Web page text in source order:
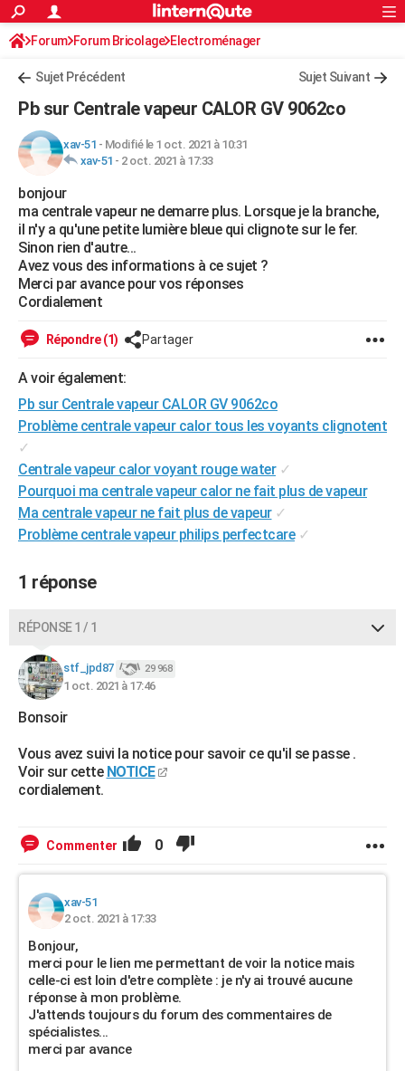
ACTUALITÉS
Politique
Société
Faits Divers
Education
Monde
Villes
+
FINANCE
Retraite
Impôts
Epargne
Immobilier
Risques naturels par ville
Banque
Assurance
Crédit
AUTO
Essais
Réserver un essai
Citadines
Berlines
SUV
Forum auto
+HIGH-TECH
Mobiles
Meilleur smartphone
Internet
Ordinateurs
Jeux vidéo
Guide high-tech
+BRICOLAGE
Forum
Aménagement intérieur
Extérieur
Cuisine
Salle de bains
Jardinage
Rangement
WEEK-END
Art de vivre
Bien-être
Loisirs
Mode
Modes de vie
Alimentation
Guide de la santé
Maladies
Médicaments
Sommeil
Destinations
City break
Voyage nature
Voyage de noces
Forum
Climat
+PHOTO
GUIDES D'ACHAT
BONS PLANS
CARTE DE VOEUX
DICTIONNAIRE
S'inscrire
Se connecter
Lycées
Collèges
Primaires
Universités
Entreprises
Service militaire
Avis de recherche
AVIS DE DÉCÈS
FORUM
Bricolage
Lifestyle
Culture
Sport
Auto
Television
Voyage
Cinema
S'inscrire
Connexion
Forum Forum Bricolage Electroménager
Sujet Précédent Sujet Suivant
Pb sur Centrale vapeur CALOR GV 9062co
xav-51 - Modifié le 1 oct. 2021 à 10:31
xav-51 - 2 oct. 2021 à 17:33
bonjour
ma centrale vapeur ne demarre plus. Lorsque je la branche,
il n'y a qu'une petite lumière bleue qui clignote sur le fer.
Sinon rien d'autre...
Avez vous des informations à ce sujet ?
Merci par avance pour vos réponses
Cordialement
Répondre (1) Partager
A voir également:
Pb sur Centrale vapeur CALOR GV 9062co
Problème centrale vapeur calor tous les voyants clignotent
✓
Centrale vapeur calor voyant rouge water ✓
Pourquoi ma centrale vapeur calor ne fait plus de vapeur
Ma centrale vapeur ne fait plus de vapeur ✓
Problème centrale vapeur philips perfectcare ✓
1 réponse
RÉPONSE 1 / 1
stf_jpd87 29 968
1 oct. 2021 à 17:46
Bonsoir
Vous avez suivi la notice pour savoir ce qu'il se passe .
Voir sur cette NOTICE
cordialement.
Commenter 0
xav-51
2 oct. 2021 à 17:33
Bonjour,
merci pour le lien me permettant de voir la notice mais
celle-ci est loin d'etre complète : je n'y ai trouvé aucune
réponse à mon problème.
J'attends toujours du forum des commentaires de
spécialistes...
merci par avance